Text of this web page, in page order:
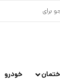
خودرو